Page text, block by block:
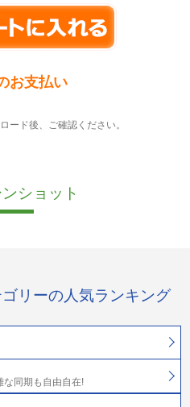
お支払い
ード後、ご確認ください。
ショット
ゴリーの人気ランキング
な同期も自由自在!